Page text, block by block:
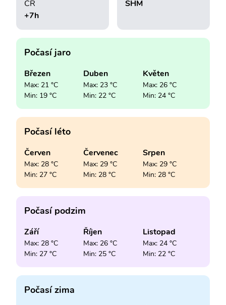
ČR
+7h
SHM
Počasí jaro
Březen
Max: 21 °C
Min: 19 °C
Duben
Max: 23 °C
Min: 22 °C
Květen
Max: 26 °C
Min: 24 °C
Počasí léto
Červen
Max: 28 °C
Min: 27 °C
Červenec
Max: 29 °C
Min: 28 °C
Srpen
Max: 29 °C
Min: 28 °C
Počasí podzim
Září
Max: 28 °C
Min: 27 °C
Říjen
Max: 26 °C
Min: 25 °C
Listopad
Max: 24 °C
Min: 22 °C
Počasí zima